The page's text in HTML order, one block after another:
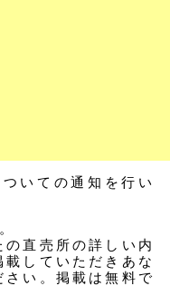
ついての通知を行い
の直売所の詳しい内
していただきあな
い。掲載は無料で